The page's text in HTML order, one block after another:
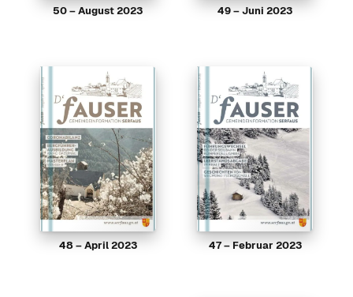
50 – August 2023 49 – Juni 2023
48 – April 2023 47 – Februar 2023